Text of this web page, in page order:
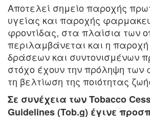
Αποτελεί σημείο παροχής
υγείας και παροχής
φροντίδας, στα πλαίσια των
περιλαμβάνεται και η
δράσεων και συντονισμένων
στόχο έχουν την πρόληψη των
τη βελτίωση της ποιότητας
Σε συνέχεια των Tobacco
Guidelines (Tob.g) έγινε